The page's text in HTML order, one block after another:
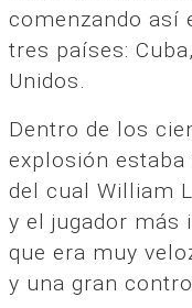
comenzando así
tres países:
Unidos.
Dentro de los
explosión
del cual William
y el jugador más
que era muy
y una gran